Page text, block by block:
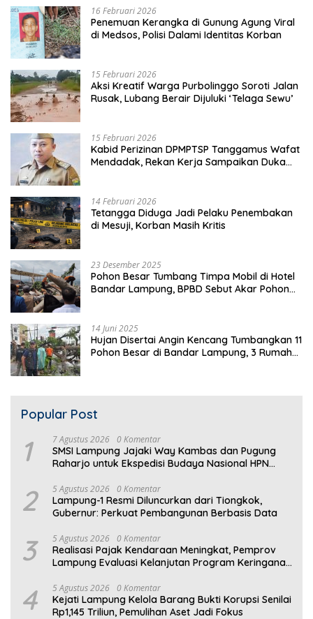
16 Februari 2026
Penemuan Kerangka di Gunung Agung Viral
di Medsos, Polisi Dalami Identitas Korban
15 Februari 2026
Aksi Kreatif Warga Purbolinggo Soroti Jalan
Rusak, Lubang Berair Dijuluki ‘Telaga Sewu’
15 Februari 2026
Kabid Perizinan DPMPTSP Tanggamus Wafat
Mendadak, Rekan Kerja Sampaikan Duka
14 Februari 2026
Tetangga Diduga Jadi Pelaku Penembakan
di Mesuji, Korban Masih Kritis
23 Desember 2025
Pohon Besar Tumbang Timpa Mobil di Hotel
Bandar Lampung, BPBD Sebut Akar Pohon
14 Juni 2025
Hujan Disertai Angin Kencang Tumbangkan 11
Pohon Besar di Bandar Lampung, 3 Rumah
Popular Post
1 7 Agustus 2026 0 Komentar
SMSI Lampung Jajaki Way Kambas dan Pugung
Raharjo untuk Ekspedisi Budaya Nasional HPN
2 5 Agustus 2026 0 Komentar
Lampung-1 Resmi Diluncurkan dari Tiongkok,
Gubernur: Perkuat Pembangunan Berbasis Data
3 5 Agustus 2026 0 Komentar
Realisasi Pajak Kendaraan Meningkat, Pemprov
Lampung Evaluasi Kelanjutan Program Keringanan
4 5 Agustus 2026 0 Komentar
Kejati Lampung Kelola Barang Bukti Korupsi Senilai
Rp1,145 Triliun, Pemulihan Aset Jadi Fokus